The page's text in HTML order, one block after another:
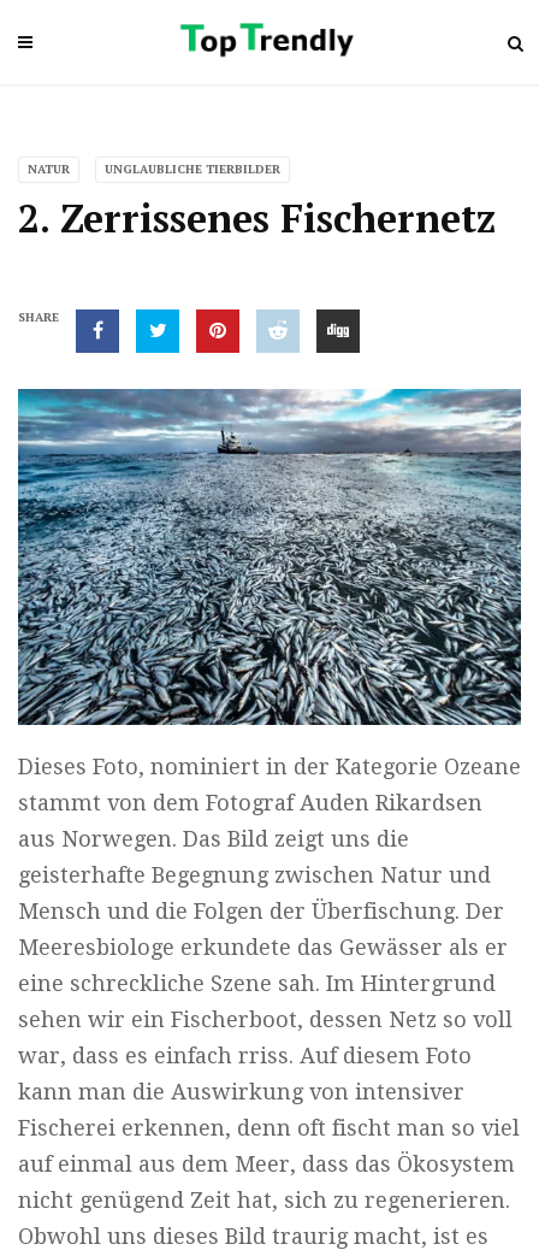
NATUR UNGLAUBLICHE TIERBILDER
2. Zerrissenes Fischernetz
SHARE
Dieses Foto, nominiert in der Kategorie Ozeane
stammt von dem Fotograf Auden Rikardsen
aus Norwegen. Das Bild zeigt uns die
geisterhafte Begegnung zwischen Natur und
Mensch und die Folgen der Überfischung. Der
Meeresbiologe erkundete das Gewässer als er
eine schreckliche Szene sah. Im Hintergrund
sehen wir ein Fischerboot, dessen Netz so voll
war, dass es einfach rriss. Auf diesem Foto
kann man die Auswirkung von intensiver
Fischerei erkennen, denn oft fischt man so viel
auf einmal aus dem Meer, dass das Ökosystem
nicht genügend Zeit hat, sich zu regenerieren.
Obwohl uns dieses Bild traurig macht, ist es